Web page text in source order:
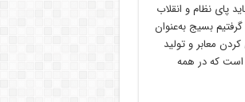
پای نظام و انقلاب
بسیج به‌عنوان
معابر و تولید
است که در همه